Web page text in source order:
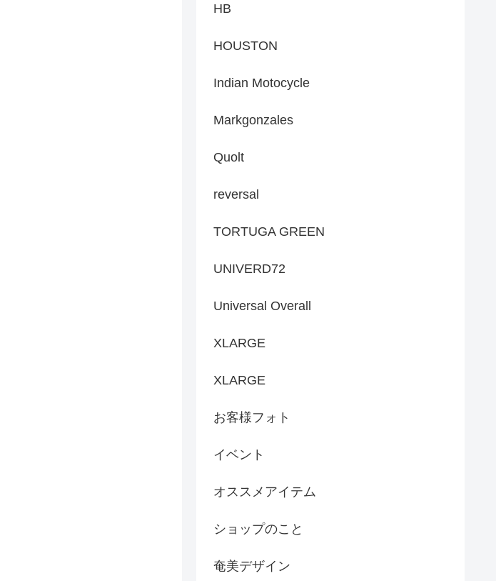
HB
HOUSTON
Indian Motocycle
Markgonzales
Quolt
reversal
TORTUGA GREEN
UNIVERD72
Universal Overall
XLARGE
XLARGE
お客様フォト
イベント
オススメアイテム
ショップのこと
奄美デザイン